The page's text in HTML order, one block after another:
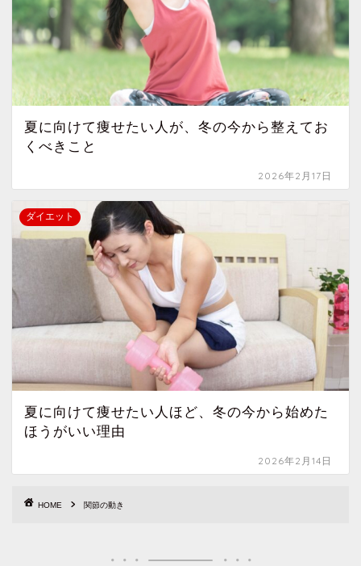
夏に向けて痩せたい人が、冬の今から整えてお
くべきこと
2026年2月17日
ダイエット
夏に向けて痩せたい人ほど、冬の今から始めた
ほうがいい理由
2026年2月14日
HOME 関節の動き